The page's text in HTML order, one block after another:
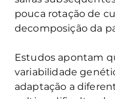
pouca rotação de
decomposição da
Estudos apontam
variabilidade
adaptação a